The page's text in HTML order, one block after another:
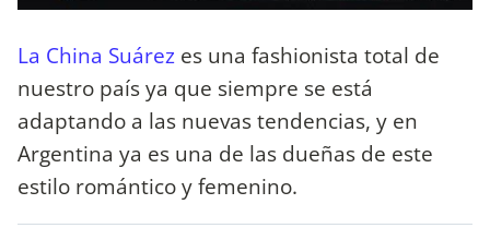
La China Suárez es una fashionista total de
nuestro país ya que siempre se está
adaptando a las nuevas tendencias, y en
Argentina ya es una de las dueñas de este
estilo romántico y femenino.